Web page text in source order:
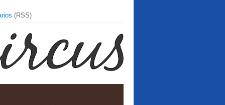
(RSS)